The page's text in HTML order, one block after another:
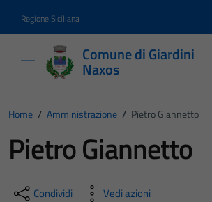
Regione Siciliana
Comune di Giardini
Naxos
Home / Amministrazione / Pietro Giannetto
Pietro Giannetto
Condividi Vedi azioni